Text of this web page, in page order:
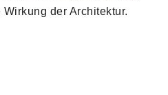
der Architektur.